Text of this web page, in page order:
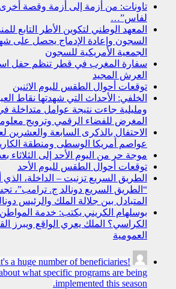
تاونات: من أزمة إلى أزمة وقصة
لفاس”…
المعهد الوطني لتكوين الأطر التابع
السجون وإعادة الإدماج يحصل على
الجمعية الأمريكية للسجون
سفارة المغرب في قطر تنظم حفل
العرش المجيد
توقعات أحوال الطقس لليوم الاثنين
الخلفي: الأحداث التي شهدتها نقاط
ومليلية جاءت نتيجة عوامل متداخلة
المغرض للفضاء الرقمي وترويج
الاحتفال بالذكرى السابعة
عواصم أمريكا الوسطى ومنطقة
موجة حر من اليوم الأحد إلى الثلاثاء
توقعات أحوال الطقس لليوم الأحد
الطريق السريع تزنيت – الداخلة،
“الطريق السريع دونالد ج. ترامب”،
المتبادل بين جلالة الملك والرئيس
بوسلهام الكريني يكتب: خدمة
الكراسي؟ الملك يعري الواقع ويبرز
العمومية
a huge number of beneficiaries!
what specific programs are being
implemented this season.